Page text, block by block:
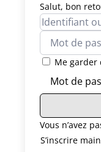
Salut, bon
Me garder
Mot de
Vous n’avez
S’inscrire